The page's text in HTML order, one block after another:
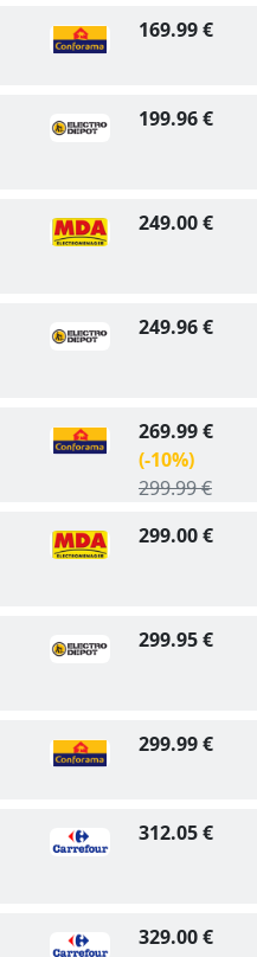
169.99 €
199.96 €
249.00 €
249.96 €
269.99 €
(-10%)
299.99 €
299.00 €
299.95 €
299.99 €
312.05 €
329.00 €